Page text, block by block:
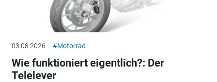
03.08.2026 #Motorrad
Wie funktioniert eigentlich?: Der
Telelever